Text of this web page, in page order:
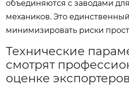
объединяются с заводами
механиков. Это
минимизировать риски
Технические
смотрят
оценке экспортеров